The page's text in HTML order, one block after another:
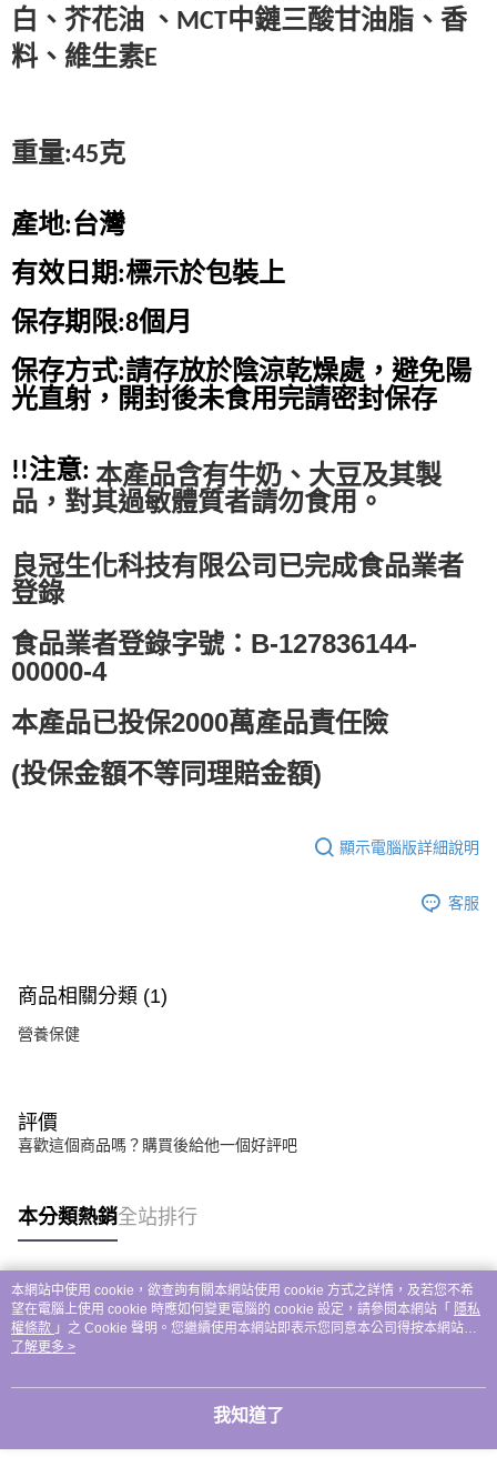
白、芥花油 、MCT中鏈三酸甘油脂、香
料、維生素E
重量:45克
產地:台灣
有效日期:標示於包裝上
保存期限:8個月
保存方式:請存放於陰涼乾燥處，避免陽
光直射，開封後未食用完請密封保存
!!注意: 本產品含有牛奶、大豆及其製
品，對其過敏體質者請勿食用。
良冠生化科技有限公司已完成食品業者
登錄
食品業者登錄字號：B-127836144-
00000-4
本產品已投保2000萬產品責任險
(投保金額不等同理賠金額)
顯示電腦版詳細說明
客服
商品相關分類 (1)
營養保健
評價
喜歡這個商品嗎？購買後給他一個好評吧
本分類熱銷全站排行
熱門標籤
本網站中使用 cookie，欲查詢有關本網站使用 cookie 方式之詳情，及若您不希
望在電腦上使用 cookie 時應如何變更電腦的 cookie 設定，請參閱本網站「 隱私
權條款 」之 Cookie 聲明。您繼續使用本網站即表示您同意本公司得按本網站使
用條款之 Cookie 聲明使用 cookie。
了解更多 >
我知道了